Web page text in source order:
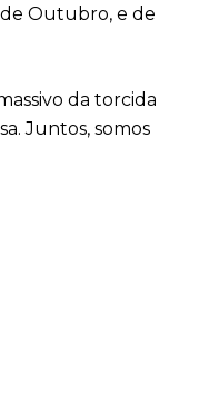
Outubro, e de
da torcida
Juntos, somos